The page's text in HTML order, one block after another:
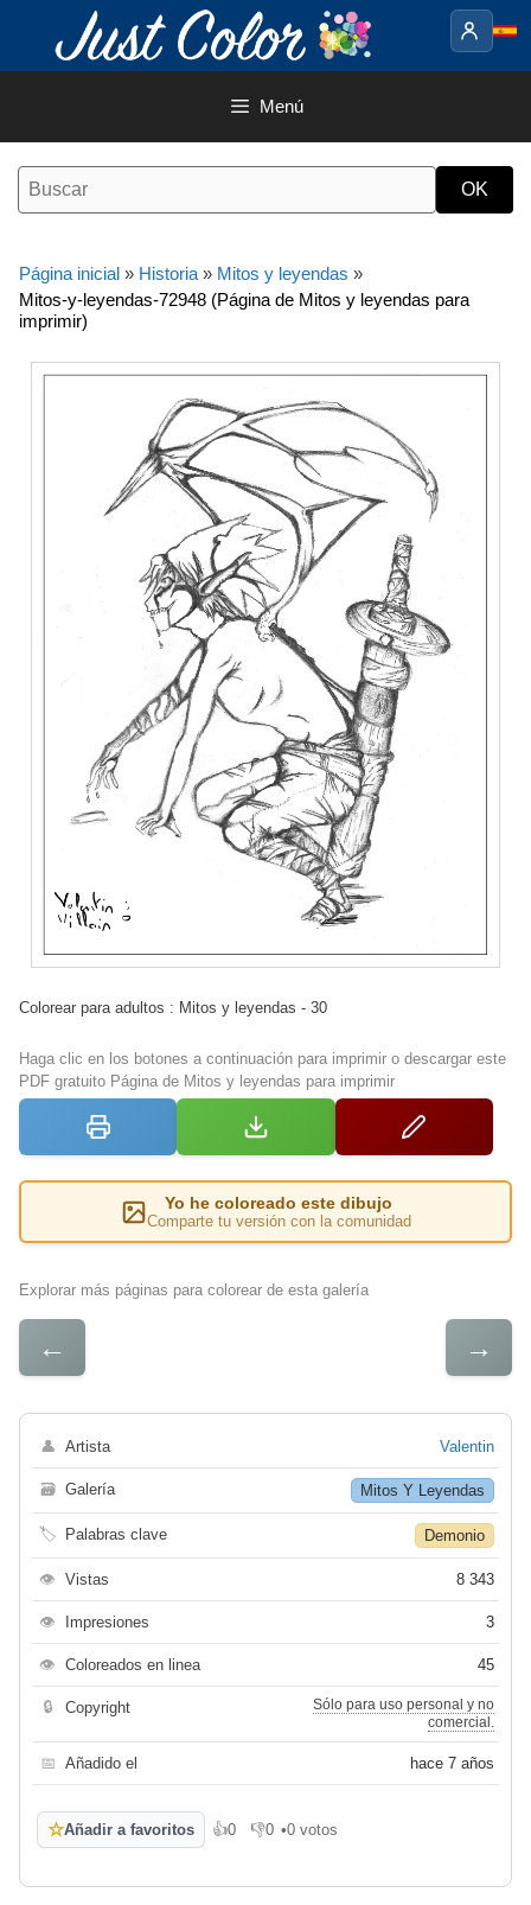
contenido
Menú
Página inicial » Historia » Mitos y leyendas »
Mitos-y-leyendas-72948 (Página de Mitos y leyendas para
imprimir)
Colorear para adultos : Mitos y leyendas - 30
Haga clic en los botones a continuación para imprimir o descargar este
PDF gratuito Página de Mitos y leyendas para imprimir
Yo he coloreado este dibujo
Comparte tu versión con la comunidad
Explorar más páginas para colorear de esta galería
← →
👤 Artista Valentin
🗃 Galería Mitos Y Leyendas
🏷 Palabras clave Demonio
👁 Vistas 8 343
👁 Impresiones 3
👁 Coloreados en linea 45
🔒 Copyright
Sólo para uso personal y no
comercial.
📅 Añadido el hace 7 años
☆Añadir a favoritos 👍0
Me gusta
👎0
No me gusta
•0 votos